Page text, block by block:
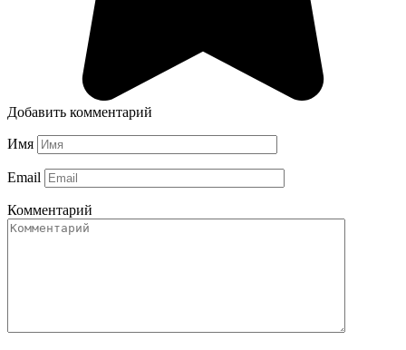
Добавить комментарий
Имя
Email
Комментарий